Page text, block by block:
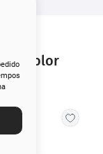
Color